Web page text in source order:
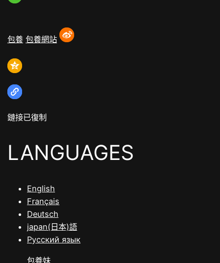
包養 包養網站
鏈接已復制
LANGUAGES
English
Français
Deutsch
japan(日本)語
Русский язык
包養妹